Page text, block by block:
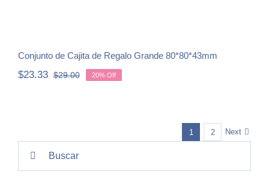
Conjunto de Cajita de Regalo Grande 80*80*43mm
$29.00Original
$23.33
Current
20% Off
1 2 Next